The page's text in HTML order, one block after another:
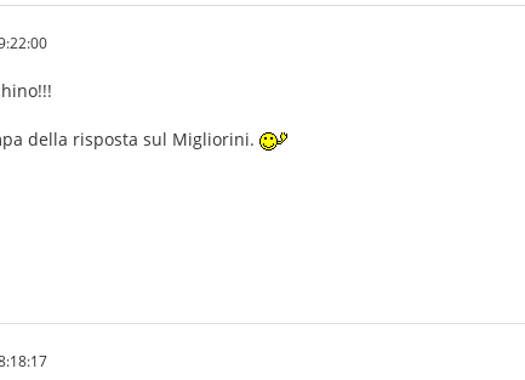
della risposta sul Migliorini.